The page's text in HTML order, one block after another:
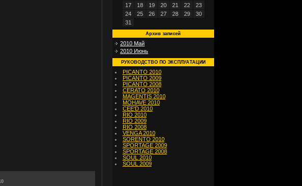
17
18 19 20 21 22
23
24
25 26 27 28 29
30
31
Архив записей
2010 Май
2010 Июнь
РУКОВОДСТВО ПО ЭКСПЛУАТАЦИИ
PICANTO 2010
PICANTO 2009
PICANTO 2008
CERATO 2010
MAGENTIS 2010
MOHAVE 2010
CEE'D 2010
RIO 2010
RIO 2009
RIO 2008
VENGA 2010
SORENTO 2010
SPORTAGE 2009
SPORTAGE 2008
SOUL 2010
SOUL 2009